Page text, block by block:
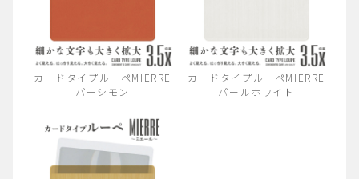
カードタイプルーペMIERRE
パーシモン
カードタイプルーペMIERRE
パールホワイト